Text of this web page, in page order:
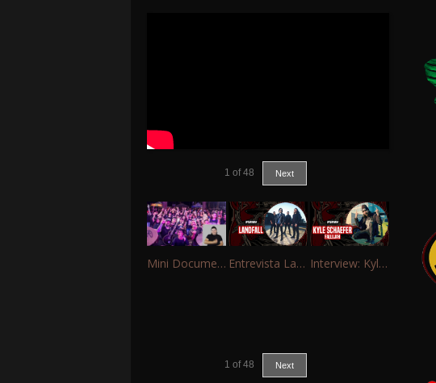
1 of 48 Next
Mini Documentário – 10 Anos de Portinho Rock Entrevista Landfall Interview: Kyle Schaefer (Fallujah)
1 of 48 Next